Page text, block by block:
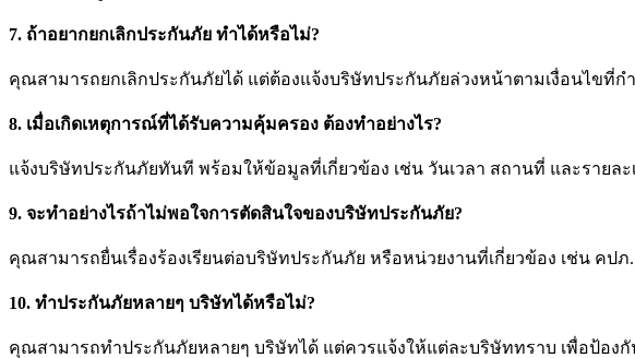
7. ถ้าอยากยกเลิกประกันภัย ทำได้หรือไม่?
คุณสามารถยกเลิกประกันภัยได้ แต่ต้องแจ้งบริษัทประกันภัยล่วงหน้าตามเงื่อนไขที่
8. เมื่อเกิดเหตุการณ์ที่ได้รับความคุ้มครอง ต้องทำอย่างไร?
แจ้งบริษัทประกันภัยทันที พร้อมให้ข้อมูลที่เกี่ยวข้อง เช่น วันเวลา สถานที่ และราย
9. จะทำอย่างไรถ้าไม่พอใจการตัดสินใจของบริษัทประกันภัย?
คุณสามารถยื่นเรื่องร้องเรียนต่อบริษัทประกันภัย หรือหน่วยงานที่เกี่ยวข้อง เช่น คป
10. ทำประกันภัยหลายๆ บริษัทได้หรือไม่?
คุณสามารถทำประกันภัยหลายๆ บริษัทได้ แต่ควรแจ้งให้แต่ละบริษัททราบ เพื่อป้อง